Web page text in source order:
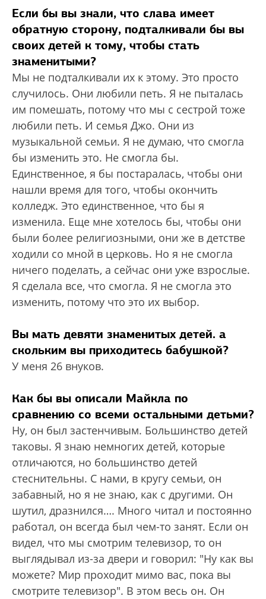
Если бы вы знали, что слава имеет
обратную сторону, подталкивали бы вы
своих детей к тому, чтобы стать
знаменитыми?
Мы не подталкивали их к этому. Это просто
случилось. Они любили петь. Я не пыталась
им помешать, потому что мы с сестрой тоже
любили петь. И семья Джо. Они из
музыкальной семьи. Я не думаю, что смогла
бы изменить это. Не смогла бы.
Единственное, я бы постаралась, чтобы они
нашли время для того, чтобы окончить
колледж. Это единственное, что бы я
изменила. Еще мне хотелось бы, чтобы они
были более религиозными, они же в детстве
ходили со мной в церковь. Но я не смогла
ничего поделать, а сейчас они уже взрослые.
Я сделала все, что смогла. Я не смогла это
изменить, потому что это их выбор.
Вы мать девяти знаменитых детей. а
скольким вы приходитесь бабушкой?
У меня 26 внуков.
Как бы вы описали Майкла по
сравнению со всеми остальными детьми?
Ну, он был застенчивым. Большинство детей
таковы. Я знаю немногих детей, которые
отличаются, но большинство детей
стеснительны. С нами, в кругу семьи, он
забавный, но я не знаю, как с другими. Он
шутил, дразнился…. Много читал и постоянно
работал, он всегда был чем-то занят. Если он
видел, что мы смотрим телевизор, то он
выглядывал из-за двери и говорил: "Ну как вы
можете? Мир проходит мимо вас, пока вы
смотрите телевизор". В этом весь он. Он